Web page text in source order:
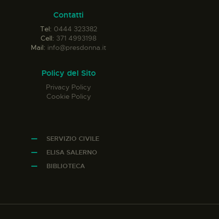
Contatti
Tel: 0444 323382
Cell: 371 4993198
Mail: info@presdonna.it
Policy del Sito
Privacy Policy
Cookie Policy
SERVIZIO CIVILE
ELISA SALERNO
BIBLIOTECA